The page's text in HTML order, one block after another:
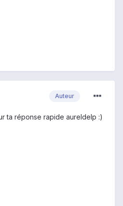
Auteur
ta réponse rapide aureldelp :)